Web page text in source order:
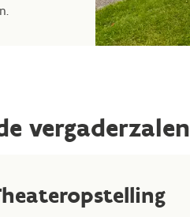
vergaderzalen